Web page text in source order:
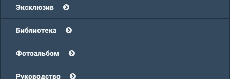
Эксклюзив
Библиотека
Фотоальбом
Руководство